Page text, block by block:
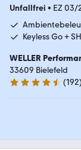
Unfallfrei • EZ 03/
Keyless Go +
WELLER
33609 Bielefeld
4.4 Sterne
(192)